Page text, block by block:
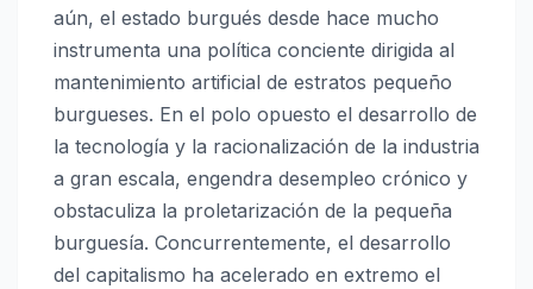
aún, el estado burgués desde hace mucho
instrumenta una política conciente dirigida al
mantenimiento artificial de estratos pequeño
burgueses. En el polo opuesto el desarrollo de
la tecnología y la racionalización de la industria
a gran escala, engendra desempleo crónico y
obstaculiza la proletarización de la pequeña
burguesía. Concurrentemente, el desarrollo
del capitalismo ha acelerado en extremo el